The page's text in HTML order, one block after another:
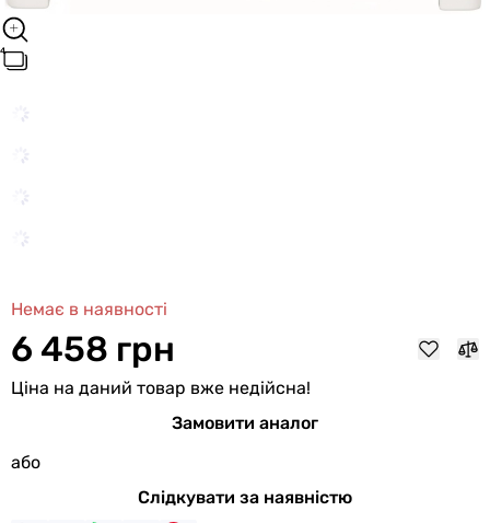
Немає в наявності
6 458 грн
Ціна на даний товар вже недійсна!
Замовити аналог
або
Слідкувати за наявністю